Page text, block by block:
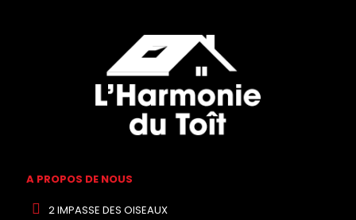
A PROPOS DE NOUS
2 IMPASSE DES OISEAUX